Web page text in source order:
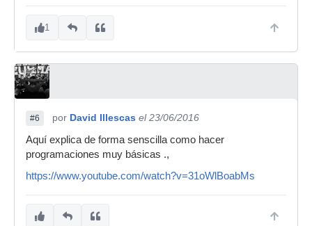
1
#6 por David Illescas el 23/06/2016
Aquí explica de forma senscilla como hacer
programaciones muy básicas .,
https://www.youtube.com/watch?v=31oWlBoabMs